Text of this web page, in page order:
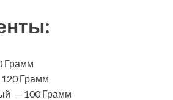
Грамм
Грамм
— 100 Грамм